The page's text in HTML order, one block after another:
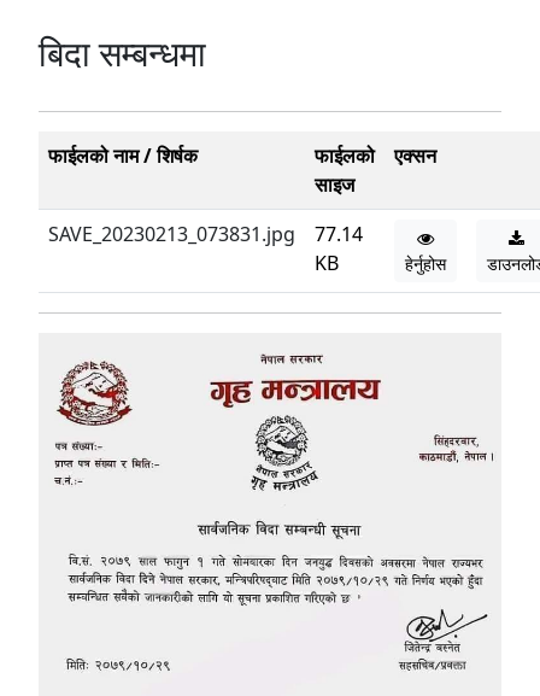
बिदा सम्बन्धमा
फाईलको नाम / शिर्षक
फाईलको
साइज
एक्सन
SAVE_20230213_073831.jpg
77.14
KB
हेर्नुहोस